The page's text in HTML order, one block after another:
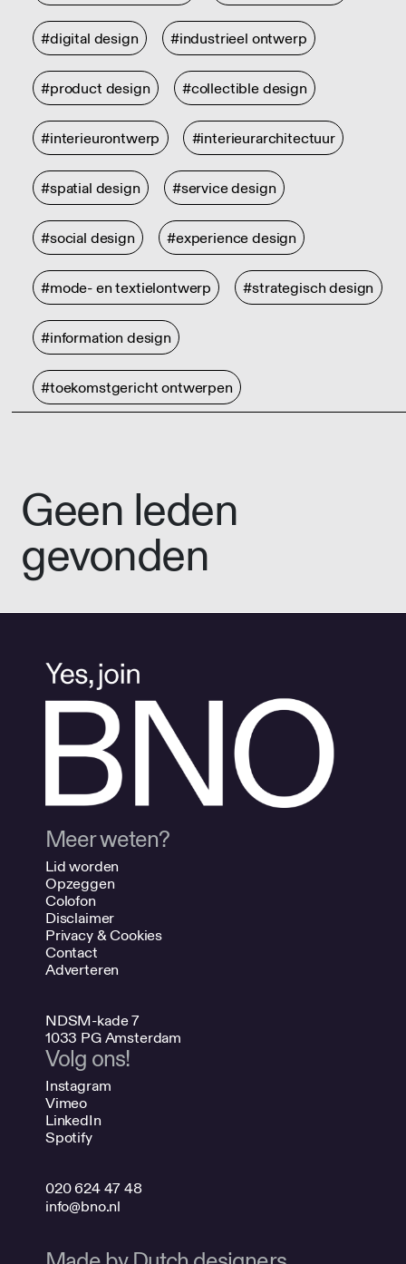
#digital design #industrieel ontwerp
#product design #collectible design
#interieurontwerp #interieurarchitectuur
#spatial design #service design
#social design #experience design
#mode- en textielontwerp #strategisch design
#information design
#toekomstgericht ontwerpen
Geen leden
gevonden
Meer weten?
Lid worden
Opzeggen
Colofon
Disclaimer
Privacy & Cookies
Contact
Adverteren
NDSM-kade 7
1033 PG Amsterdam
Volg ons!
Instagram
Vimeo
LinkedIn
Spotify
020 624 47 48
info@bno.nl